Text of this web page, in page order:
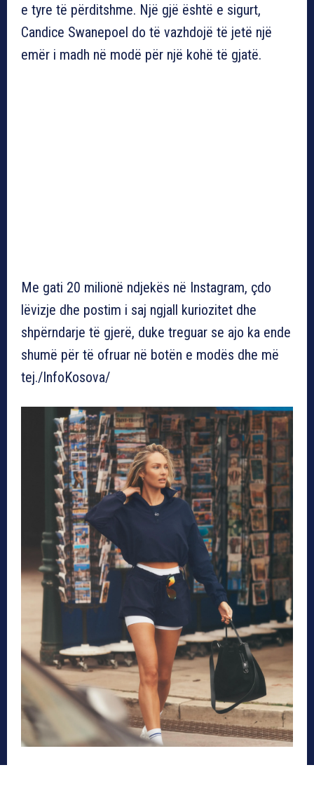
e tyre të përditshme. Një gjë është e sigurt,
Candice Swanepoel do të vazhdojë të jetë një
emër i madh në modë për një kohë të gjatë.
Me gati 20 milionë ndjekës në Instagram, çdo
lëvizje dhe postim i saj ngjall kuriozitet dhe
shpërndarje të gjerë, duke treguar se ajo ka ende
shumë për të ofruar në botën e modës dhe më
tej./InfoKosova/